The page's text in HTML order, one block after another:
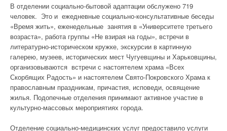
В отделении социально-бытовой адаптации обслужено 719
человек. Это и ежедневные социально-консультативные беседы
«Время жить», еженедельные занятия в «Университете третьего
возраста», работа группы «Не взирая на годы», встречи в
литературно-историческом кружке, экскурсии в картинную
галерею, музеев, исторических мест Чугуевщины и Харьковщины,
организовываются встречи с настоятелем храма «Всех
Скорбящих Радость» и настоятелем Свято-Покровского Храма к
православным праздникам, причастия, исповеди, освящение
жилья. Подопечные отделения принимают активное участие в
культурно-массовых мероприятиях города.
Отделение социально-медицинских услуг предоставило услуги